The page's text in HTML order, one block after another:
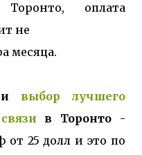
оплата
не
месяца.
и выбор лучшего
в Торонто -
25 долл и это по